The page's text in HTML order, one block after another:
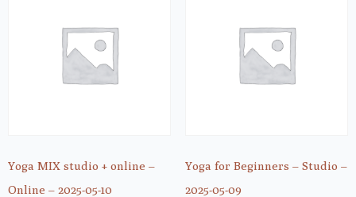
Yoga MIX studio + online –
Online – 2025-05-10
Yoga for Beginners – Studio –
2025-05-09